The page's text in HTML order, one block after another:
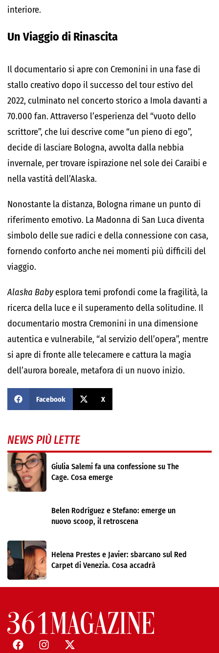
interiore.
Un Viaggio di Rinascita
Il documentario si apre con Cremonini in una fase di
stallo creativo dopo il successo del tour estivo del
2022, culminato nel concerto storico a Imola davanti a
70.000 fan. Attraverso l’esperienza del “vuoto dello
scrittore”, che lui descrive come “un pieno di ego”,
decide di lasciare Bologna, avvolta dalla nebbia
invernale, per trovare ispirazione nel sole dei Caraibi e
nella vastità dell’Alaska.
Nonostante la distanza, Bologna rimane un punto di
riferimento emotivo. La Madonna di San Luca diventa
simbolo delle sue radici e della connessione con casa,
fornendo conforto anche nei momenti più difficili del
viaggio.
Alaska Babyesplora temi profondi come la fragilità, la
ricerca della luce e il superamento della solitudine. Il
documentario mostra Cremonini in una dimensione
autentica e vulnerabile, “al servizio dell’opera”, mentre
si apre di fronte alle telecamere e cattura la magia
dell’aurora boreale, metafora di un nuovo inizio.
Facebook X
NEWS PIÙ LETTE
Giulia Salemi fa una confessione su The
Cage. Cosa emerge
Belen Rodríguez e Stefano: emerge un
nuovo scoop, il retroscena
Helena Prestes e Javier: sbarcano sul Red
Carpet di Venezia. Cosa accadrà